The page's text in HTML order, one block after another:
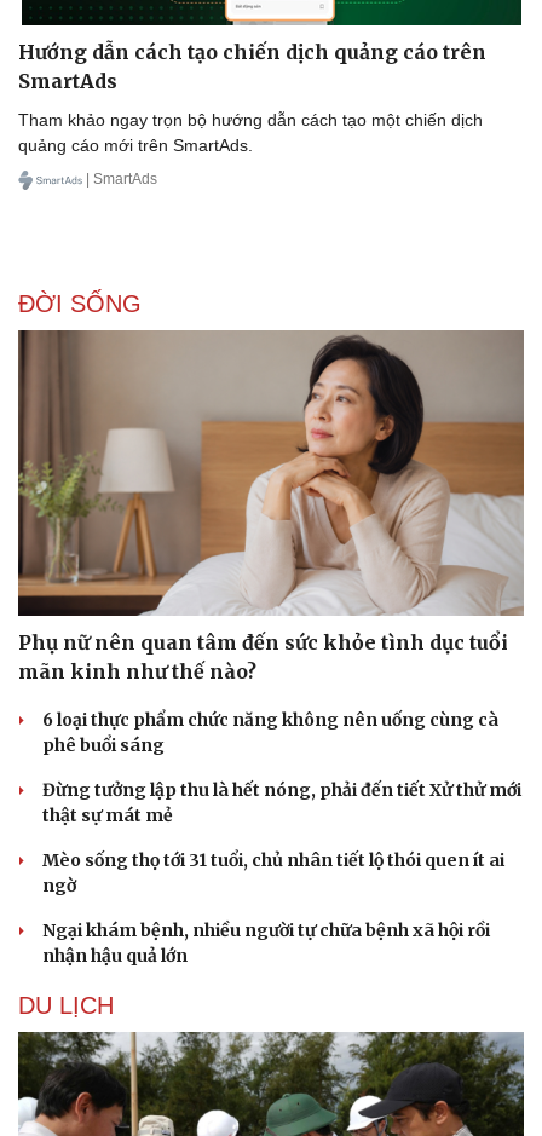
Sân khấu - Điện ảnh
Văn học
Âm nhạc
Di sản
Giải trí
Nghệ sĩ
Thời trang
Sao Việt
Hướng dẫn cách tạo chiến dịch quảng cáo trên
SmartAds
Tham khảo ngay trọn bộ hướng dẫn cách tạo một chiến dịch
quảng cáo mới trên SmartAds.
| SmartAds
ĐỜI SỐNG
Phụ nữ nên quan tâm đến sức khỏe tình dục tuổi
mãn kinh như thế nào?
6 loại thực phẩm chức năng không nên uống cùng cà
phê buổi sáng
Đừng tưởng lập thu là hết nóng, phải đến tiết Xử thử mới
thật sự mát mẻ
Mèo sống thọ tới 31 tuổi, chủ nhân tiết lộ thói quen ít ai
ngờ
Ngại khám bệnh, nhiều người tự chữa bệnh xã hội rồi
nhận hậu quả lớn
DU LỊCH